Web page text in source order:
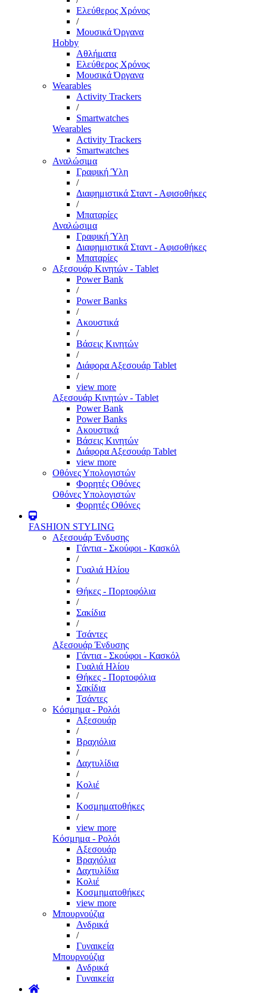
Ελεύθερος Χρόνος
/
Μουσικά Όργανα
Hobby
Αθλήματα
Ελεύθερος Χρόνος
Μουσικά Όργανα
Wearables
Activity Trackers
/
Smartwatches
Wearables
Activity Trackers
Smartwatches
Αναλώσιμα
Γραφική Ύλη
/
Διαφημιστικά Σταντ - Αφισοθήκες
/
Μπαταρίες
Αναλώσιμα
Γραφική Ύλη
Διαφημιστικά Σταντ - Αφισοθήκες
Μπαταρίες
Αξεσουάρ Κινητών - Tablet
Power Bank
/
Power Banks
/
Ακουστικά
/
Βάσεις Κινητών
/
Διάφορα Αξεσουάρ Tablet
/
view more
Αξεσουάρ Κινητών - Tablet
Power Bank
Power Banks
Ακουστικά
Βάσεις Κινητών
Διάφορα Αξεσουάρ Tablet
view more
Οθόνες Υπολογιστών
Φορητές Οθόνες
Οθόνες Υπολογιστών
Φορητές Οθόνες
FASHION STYLING
Αξεσουάρ Ένδυσης
Γάντια - Σκούφοι - Κασκόλ
/
Γυαλιά Ηλίου
/
Θήκες - Πορτοφόλια
/
Σακίδια
/
Τσάντες
Αξεσουάρ Ένδυσης
Γάντια - Σκούφοι - Κασκόλ
Γυαλιά Ηλίου
Θήκες - Πορτοφόλια
Σακίδια
Τσάντες
Κόσμημα - Ρολόι
Αξεσουάρ
/
Βραχιόλια
/
Δαχτυλίδια
/
Κολιέ
/
Κοσμηματοθήκες
/
view more
Κόσμημα - Ρολόι
Αξεσουάρ
Βραχιόλια
Δαχτυλίδια
Κολιέ
Κοσμηματοθήκες
view more
Μπουρνούζια
Ανδρικά
/
Γυναικεία
Μπουρνούζια
Ανδρικά
Γυναικεία